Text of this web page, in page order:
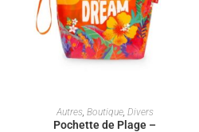
AJOUTER AU PANIER
Autres, Boutique, Divers
Pochette de Plage –